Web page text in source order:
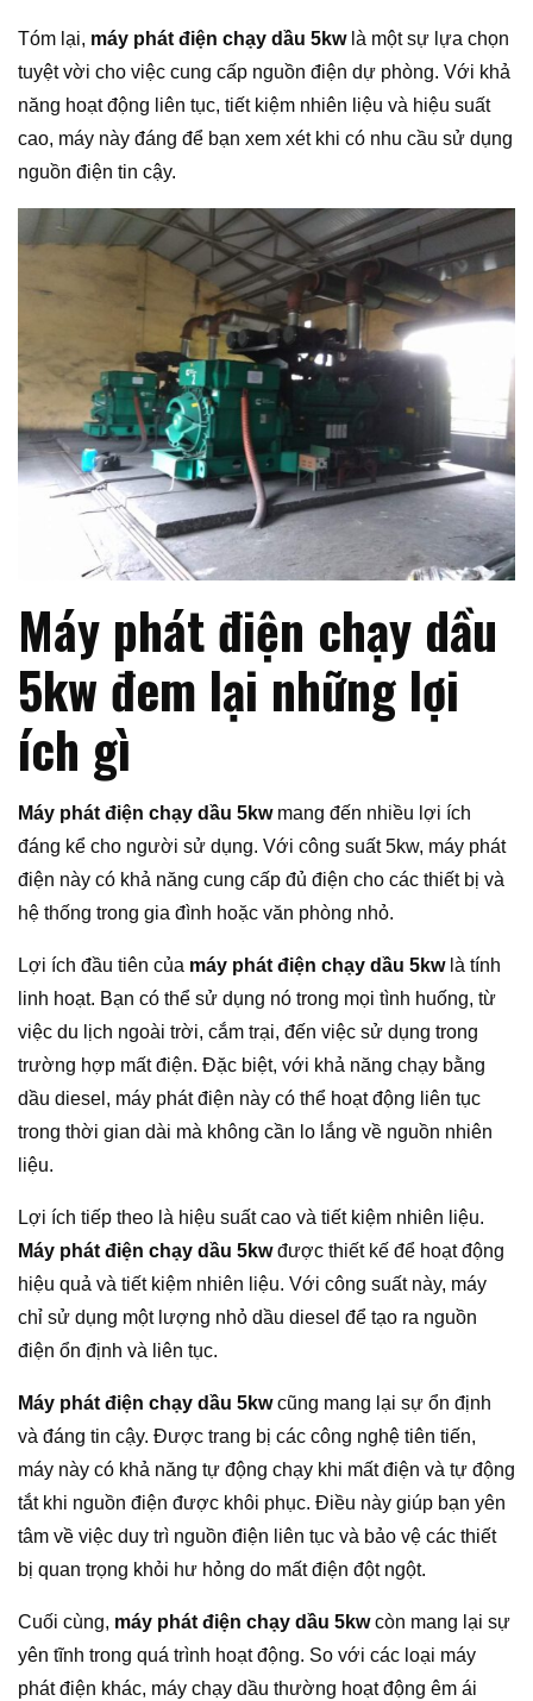
Tóm lại, máy phát điện chạy dầu 5kwlà một sự lựa chọn
tuyệt vời cho việc cung cấp nguồn điện dự phòng. Với khả
năng hoạt động liên tục, tiết kiệm nhiên liệu và hiệu suất
cao, máy này đáng để bạn xem xét khi có nhu cầu sử dụng
nguồn điện tin cậy.
Máy phát điện chạy dầu
5kw đem lại những lợi
ích gì
Máy phát điện chạy dầu 5kwmang đến nhiều lợi ích
đáng kể cho người sử dụng. Với công suất 5kw, máy phát
điện này có khả năng cung cấp đủ điện cho các thiết bị và
hệ thống trong gia đình hoặc văn phòng nhỏ.
Lợi ích đầu tiên của máy phát điện chạy dầu 5kwlà tính
linh hoạt. Bạn có thể sử dụng nó trong mọi tình huống, từ
việc du lịch ngoài trời, cắm trại, đến việc sử dụng trong
trường hợp mất điện. Đặc biệt, với khả năng chạy bằng
dầu diesel, máy phát điện này có thể hoạt động liên tục
trong thời gian dài mà không cần lo lắng về nguồn nhiên
liệu.
Lợi ích tiếp theo là hiệu suất cao và tiết kiệm nhiên liệu.
Máy phát điện chạy dầu 5kwđược thiết kế để hoạt động
hiệu quả và tiết kiệm nhiên liệu. Với công suất này, máy
chỉ sử dụng một lượng nhỏ dầu diesel để tạo ra nguồn
điện ổn định và liên tục.
Máy phát điện chạy dầu 5kwcũng mang lại sự ổn định
và đáng tin cậy. Được trang bị các công nghệ tiên tiến,
máy này có khả năng tự động chạy khi mất điện và tự động
tắt khi nguồn điện được khôi phục. Điều này giúp bạn yên
tâm về việc duy trì nguồn điện liên tục và bảo vệ các thiết
bị quan trọng khỏi hư hỏng do mất điện đột ngột.
Cuối cùng, máy phát điện chạy dầu 5kwcòn mang lại sự
yên tĩnh trong quá trình hoạt động. So với các loại máy
phát điện khác, máy chạy dầu thường hoạt động êm ái